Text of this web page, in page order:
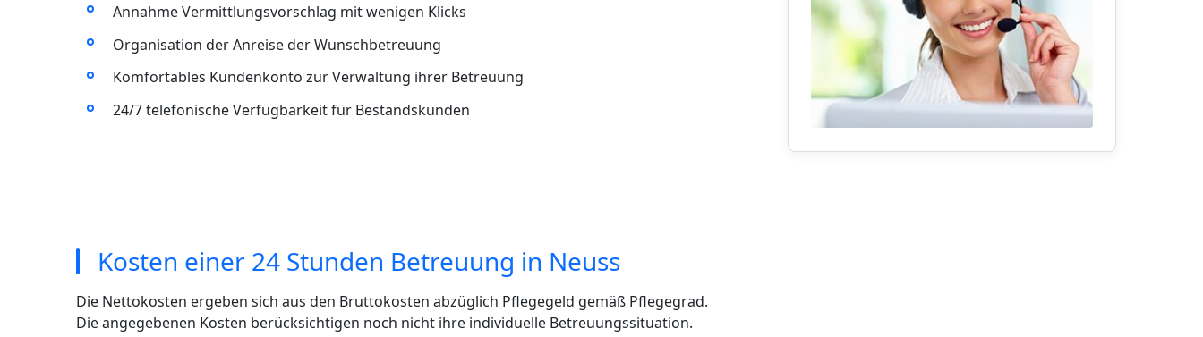
Annahme Vermittlungsvorschlag mit wenigen Klicks
Organisation der Anreise der Wunschbetreuung
Komfortables Kundenkonto zur Verwaltung ihrer Betreuung
24/7 telefonische Verfügbarkeit für Bestandskunden
Kosten einer 24 Stunden Betreuung in Neuss
Die Nettokosten ergeben sich aus den Bruttokosten abzüglich Pflegegeld gemäß Pflegegrad.
Die angegebenen Kosten berücksichtigen noch nicht ihre individuelle Betreuungssituation.